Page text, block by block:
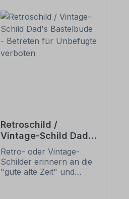
Retroschild /
Vintage-Schild Dad's
Bastelbude -
Betreten für
Unbefugte verboten
Retro- oder Vintage-
Schilder erinnern an die
"gute alte Zeit" und